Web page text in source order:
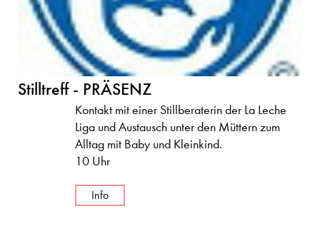
Stilltreff - PRÄSENZ
Kontakt mit einer Stillberaterin der La Leche
Liga und Austausch unter den Müttern zum
Alltag mit Baby und Kleinkind.
10 Uhr
Info